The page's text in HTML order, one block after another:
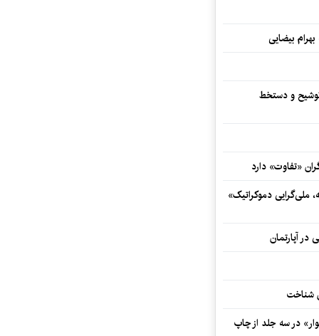
بیضایی
و دستخط
«تفاوت» دارد
ملی‌گرایی دموکراتیک»
در آپارتمان
شناخت
در سه جلد از چاپ